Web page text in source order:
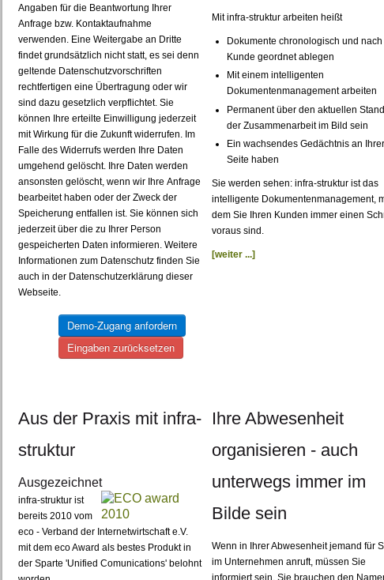
Angaben für die Beantwortung Ihrer
Anfrage bzw. Kontaktaufnahme
verwenden. Eine Weitergabe an Dritte
findet grundsätzlich nicht statt, es sei denn
geltende Datenschutzvorschriften
rechtfertigen eine Übertragung oder wir
sind dazu gesetzlich verpflichtet. Sie
können Ihre erteilte Einwilligung jederzeit
mit Wirkung für die Zukunft widerrufen. Im
Falle des Widerrufs werden Ihre Daten
umgehend gelöscht. Ihre Daten werden
ansonsten gelöscht, wenn wir Ihre Anfrage
bearbeitet haben oder der Zweck der
Speicherung entfallen ist. Sie können sich
jederzeit über die zu Ihrer Person
gespeicherten Daten informieren. Weitere
Informationen zum Datenschutz finden Sie
auch in der Datenschutzerklärung dieser
Webseite.
Demo-Zugang anfordern
Eingaben zurücksetzen
Mit infra-struktur arbeiten heißt
Dokumente chronologisch und nach
Kunde geordnet ablegen
Mit einem intelligenten
Dokumentenmanagement arbeiten
Permanent über den aktuellen
der Zusammenarbeit im Bild sein
Ein wachsendes Gedächtnis an
Seite haben
Sie werden sehen: infra-struktur ist das
intelligente Dokumentenmanagement,
dem Sie Ihren Kunden immer einen
voraus sind.
[weiter ...]
Aus der Praxis mit infra-
struktur
Ausgezeichnet
infra-struktur ist
bereits 2010 vom
eco - Verband der Internetwirtschaft e.V.
mit dem eco Award als bestes Produkt in
der Sparte 'Unified Comunications' belohnt
Ihre Abwesenheit
organisieren - auch
unterwegs immer im
Bilde sein
Wenn in Ihrer Abwesenheit jemand für
im Unternehmen anruft, müssen Sie
informiert sein. Sie brauchen den